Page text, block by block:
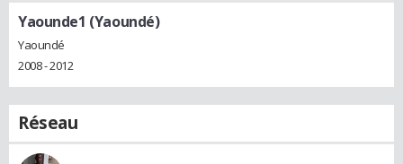
Yaounde1 (Yaoundé)
Yaoundé
2008 - 2012
Réseau